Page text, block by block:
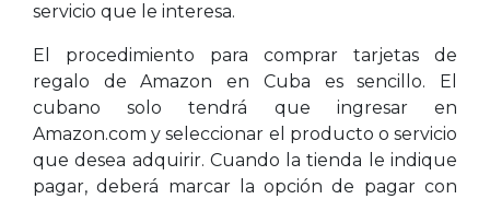
servicio que le interesa.
El procedimiento para comprar tarjetas de
regalo de Amazon en Cuba es sencillo. El
cubano solo tendrá que ingresar en
Amazon.com y seleccionar el producto o servicio
que desea adquirir. Cuando la tienda le indique
pagar, deberá marcar la opción de pagar con